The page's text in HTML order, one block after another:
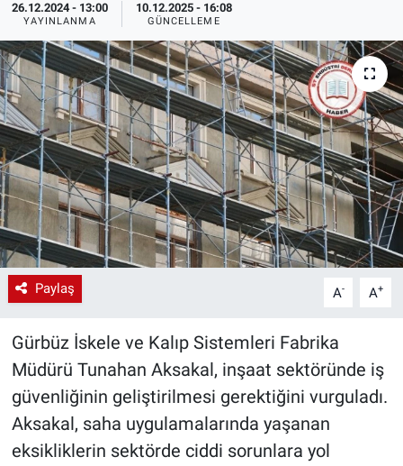
26.12.2024 - 13:00
YAYINLANMA
10.12.2025 - 16:08
GÜNCELLEME
Paylaş A- A+
Gürbüz İskele ve Kalıp Sistemleri Fabrika
Müdürü Tunahan Aksakal, inşaat sektöründe iş
güvenliğinin geliştirilmesi gerektiğini vurguladı.
Aksakal, saha uygulamalarında yaşanan
eksikliklerin sektörde ciddi sorunlara yol